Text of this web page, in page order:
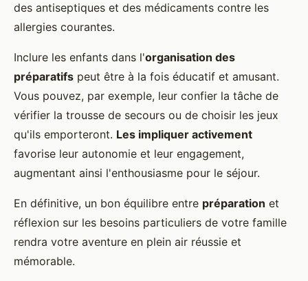
des antiseptiques et des médicaments contre les
allergies courantes.
Inclure les enfants dans l'organisation des
préparatifs peut être à la fois éducatif et amusant.
Vous pouvez, par exemple, leur confier la tâche de
vérifier la trousse de secours ou de choisir les jeux
qu'ils emporteront. Les impliquer activement
favorise leur autonomie et leur engagement,
augmentant ainsi l'enthousiasme pour le séjour.
En définitive, un bon équilibre entre préparation et
réflexion sur les besoins particuliers de votre famille
rendra votre aventure en plein air réussie et
mémorable.